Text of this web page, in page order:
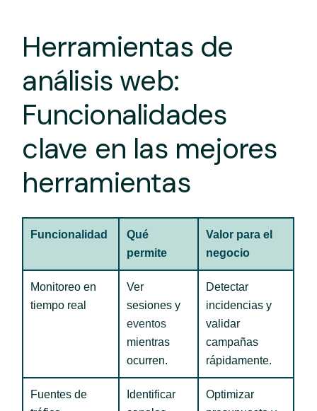
Herramientas de
análisis web:
Funcionalidades
clave en las mejores
herramientas
Funcionalidad
Qué
permite
Valor para el
negocio
Monitoreo en
tiempo real
Ver
sesiones y
eventos
mientras
ocurren.
Detectar
incidencias y
validar
campañas
rápidamente.
Fuentes de
Identificar
Optimizar